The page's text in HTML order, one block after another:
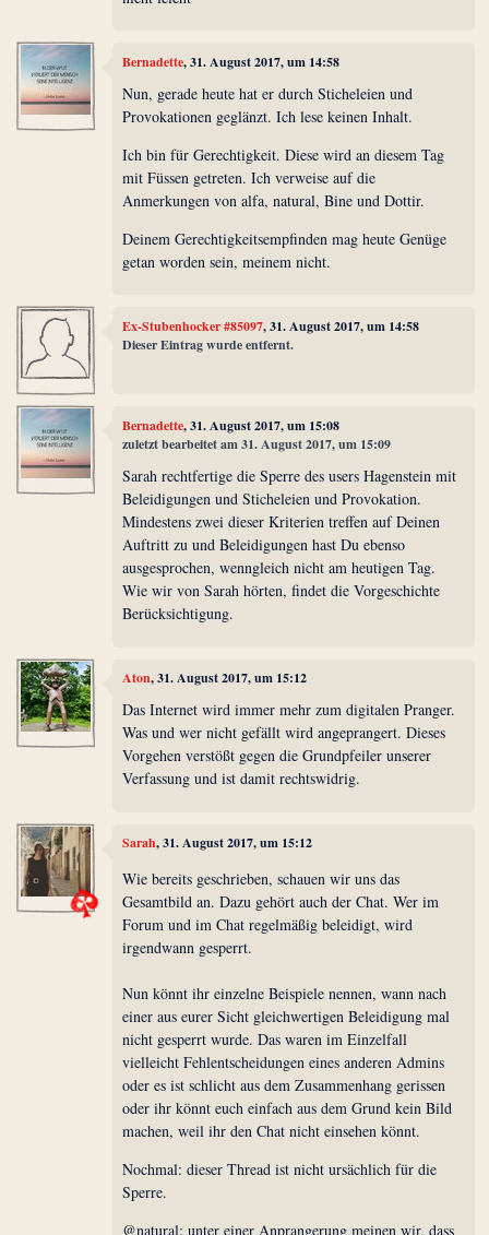
Bernadette, 31. August 2017, um 14:58
Nun, gerade heute hat er durch Sticheleien und
Provokationen geglänzt. Ich lese keinen Inhalt.
Ich bin für Gerechtigkeit. Diese wird an diesem Tag
mit Füssen getreten. Ich verweise auf die
Anmerkungen von alfa, natural, Bine und Dottir.
Deinem Gerechtigkeitsempfinden mag heute Genüge
getan worden sein, meinem nicht.
Ex-Stubenhocker #85097, 31. August 2017, um 14:58
Dieser Eintrag wurde entfernt.
Bernadette, 31. August 2017, um 15:08
zuletzt bearbeitet am 31. August 2017, um 15:09
Sarah rechtfertige die Sperre des users Hagenstein mit
Beleidigungen und Sticheleien und Provokation.
Mindestens zwei dieser Kriterien treffen auf Deinen
Auftritt zu und Beleidigungen hast Du ebenso
ausgesprochen, wenngleich nicht am heutigen Tag.
Wie wir von Sarah hörten, findet die Vorgeschichte
Berücksichtigung.
Aton, 31. August 2017, um 15:12
Das Internet wird immer mehr zum digitalen Pranger.
Was und wer nicht gefällt wird angeprangert. Dieses
Vorgehen verstößt gegen die Grundpfeiler unserer
Verfassung und ist damit rechtswidrig.
Sarah, 31. August 2017, um 15:12
Wie bereits geschrieben, schauen wir uns das
Gesamtbild an. Dazu gehört auch der Chat. Wer im
Forum und im Chat regelmäßig beleidigt, wird
irgendwann gesperrt.
Nun könnt ihr einzelne Beispiele nennen, wann nach
einer aus eurer Sicht gleichwertigen Beleidigung mal
nicht gesperrt wurde. Das waren im Einzelfall
vielleicht Fehlentscheidungen eines anderen Admins
oder es ist schlicht aus dem Zusammenhang gerissen
oder ihr könnt euch einfach aus dem Grund kein Bild
machen, weil ihr den Chat nicht einsehen könnt.
Nochmal: dieser Thread ist nicht ursächlich für die
Sperre.
@natural: unter einer Anprangerung meinen wir, dass